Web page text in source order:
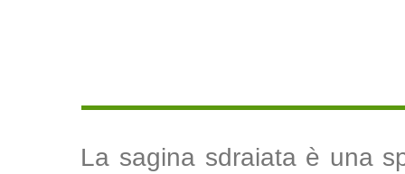
La sagina sdraiata è una